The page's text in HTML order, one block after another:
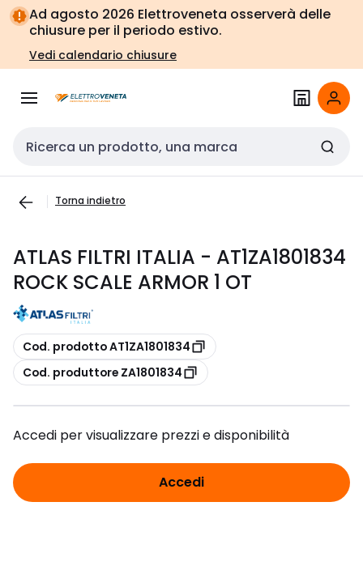
Vai alla
navigazione
Vai
alla
pagina
Ad agosto 2026 Elettroveneta osserverà delle
chiusure per il periodo estivo.
Vedi calendario chiusure
Cerca input
Torna indietro
ATLAS FILTRI ITALIA - AT1ZA1801834
ROCK SCALE ARMOR 1 OT
copia
Cod. prodotto AT1ZA1801834
copia
Cod. produttore ZA1801834
Accedi per visualizzare prezzi e disponibilità
Accedi